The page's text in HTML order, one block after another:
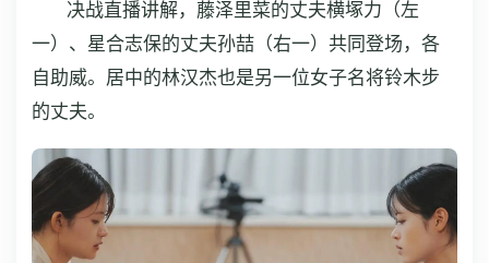
决战直播讲解，藤泽里菜的丈夫横塚力（左
一）、星合志保的丈夫孙喆（右一）共同登场，各
自助威。居中的林汉杰也是另一位女子名将铃木步
的丈夫。